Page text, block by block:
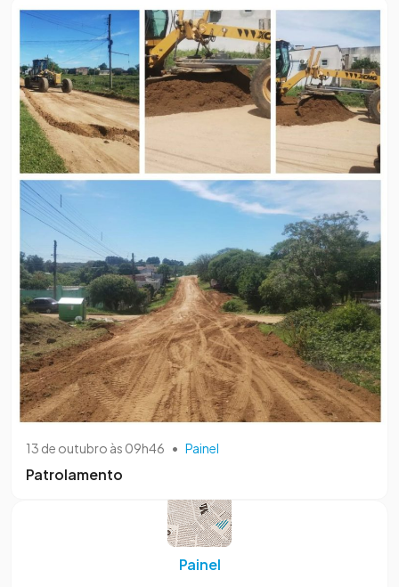
13 de outubro às 09h46 • Painel
Patrolamento
Painel